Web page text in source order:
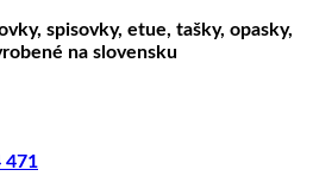
spisovky, etue, tašky, opasky,
na slovensku
471